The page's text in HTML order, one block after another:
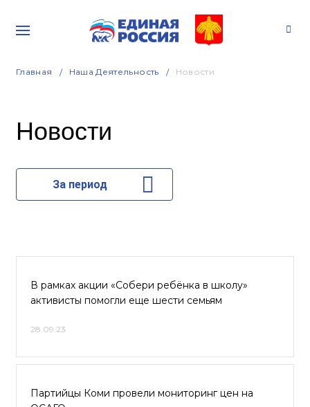
Главная Наша Деятельность Новости
Новости
За период
В рамках акции «Собери ребёнка в школу»
активисты помогли еще шести семьям
28.09.23
Партийцы Коми провели мониторинг цен на